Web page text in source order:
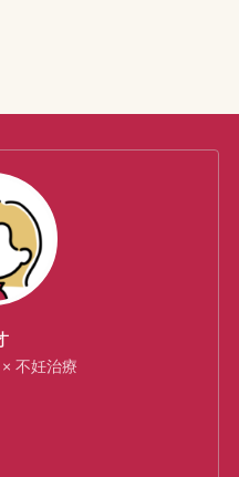
不妊治療